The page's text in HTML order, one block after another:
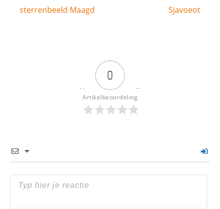
Bericht
sterrenbeeld Maagd Sjavoeot
0
Artikelbeoordeling